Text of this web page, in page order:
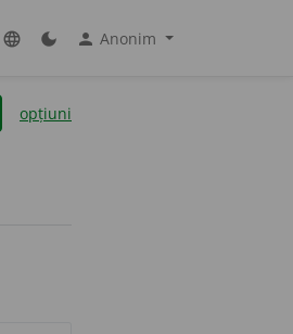
language dark_mode person Anonim
opțiuni